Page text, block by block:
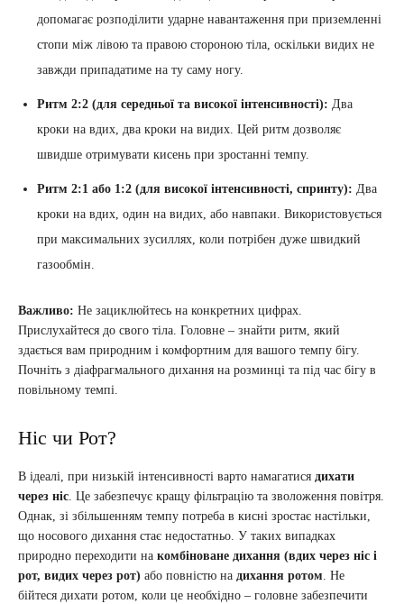
допомагає розподілити ударне навантаження при приземленні
стопи між лівою та правою стороною тіла, оскільки видих не
завжди припадатиме на ту саму ногу.
Ритм 2:2 (для середньої та високої інтенсивності): Два
кроки на вдих, два кроки на видих. Цей ритм дозволяє
швидше отримувати кисень при зростанні темпу.
Ритм 2:1 або 1:2 (для високої інтенсивності, спринту): Два
кроки на вдих, один на видих, або навпаки. Використовується
при максимальних зусиллях, коли потрібен дуже швидкий
газообмін.
Важливо: Не зациклюйтесь на конкретних цифрах.
Прислухайтеся до свого тіла. Головне – знайти ритм, який
здається вам природним і комфортним для вашого темпу бігу.
Почніть з діафрагмального дихання на розминці та під час бігу в
повільному темпі.
Ніс чи Рот?
В ідеалі, при низькій інтенсивності варто намагатися дихати
через ніс. Це забезпечує кращу фільтрацію та зволоження повітря.
Однак, зі збільшенням темпу потреба в кисні зростає настільки,
що носового дихання стає недостатньо. У таких випадках
природно переходити на комбіноване дихання (вдих через ніс і
рот, видих через рот) або повністю на дихання ротом. Не
бійтеся дихати ротом, коли це необхідно – головне забезпечити